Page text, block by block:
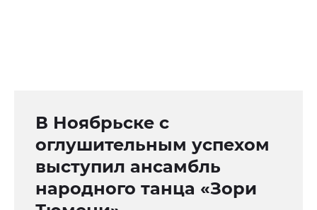
В Ноябрьске с
оглушительным успехом
выступил ансамбль
народного танца «Зори